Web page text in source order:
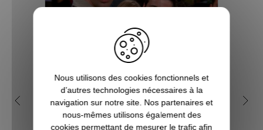
Pourquoi se (re)plonger dans
la série Friends ?
Nous utilisons des cookies fonctionnels et
d’autres technologies nécessaires à la
navigation sur notre site. Nos partenaires et
nous-mêmes utilisons également des
cookies permettant de mesurer le trafic afin